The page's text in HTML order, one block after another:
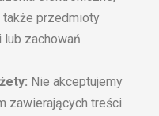
także przedmioty
lub zachowań
Nie akceptujemy
zawierających treści